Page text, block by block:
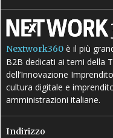
Nextwork360 è il più
B2B dedicati ai temi della
dell’Innovazione
cultura digitale e
amministrazioni italiane.
Indirizzo